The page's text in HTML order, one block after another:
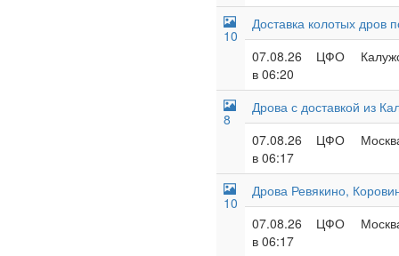
10
Доставка колотых дров
07.08.26
в 06:20
ЦФО
8
Дрова с доставкой из
07.08.26
в 06:17
ЦФО
10
Дрова Ревякино,
07.08.26
в 06:17
ЦФО